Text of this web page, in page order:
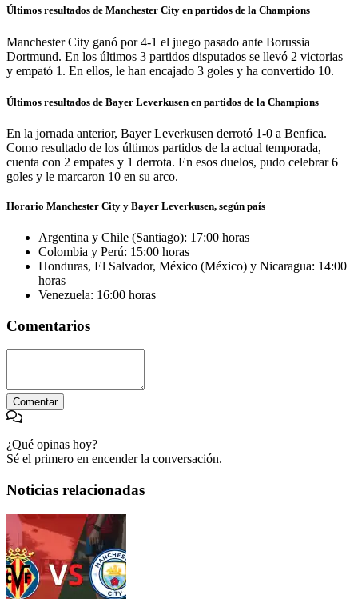
Últimos resultados de Manchester City en partidos de la Champions
Manchester City ganó por 4-1 el juego pasado ante Borussia
Dortmund. En los últimos 3 partidos disputados se llevó 2 victorias
y empató 1. En ellos, le han encajado 3 goles y ha convertido 10.
Últimos resultados de Bayer Leverkusen en partidos de la Champions
En la jornada anterior, Bayer Leverkusen derrotó 1-0 a Benfica.
Como resultado de los últimos partidos de la actual temporada,
cuenta con 2 empates y 1 derrota. En esos duelos, pudo celebrar 6
goles y le marcaron 10 en su arco.
Horario Manchester City y Bayer Leverkusen, según país
Argentina y Chile (Santiago): 17:00 horas
Colombia y Perú: 15:00 horas
Honduras, El Salvador, México (México) y Nicaragua: 14:00
horas
Venezuela: 16:00 horas
Comentarios
Comentar
¿Qué opinas hoy?
Sé el primero en encender la conversación.
Noticias relacionadas